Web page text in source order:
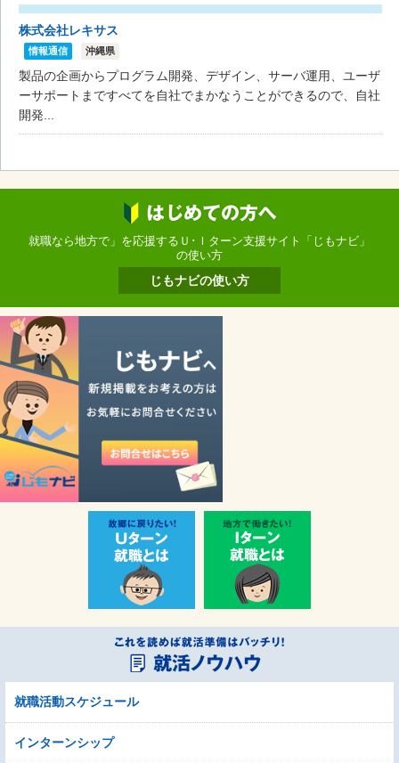
株式会社レキサス
情報通信 沖縄県
製品の企画からプログラム開発、デザイン、サーバ運用、ユーザ
ーサポートまですべてを自社でまかなうことができるので、自社
開発...
就職なら地方で」を応援するＵ･Ｉターン支援サイト「じもナビ」
の使い方
じもナビの使い方
就職活動スケジュール
インターンシップ